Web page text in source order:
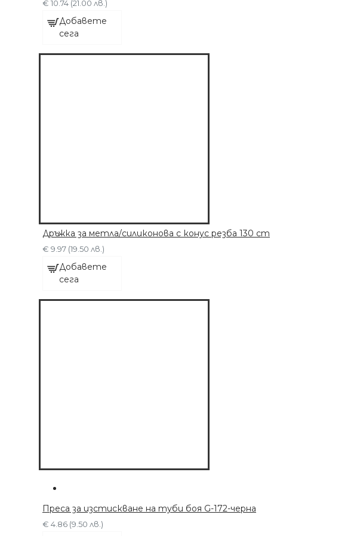
ДОБАВЕТЕ СЕГА
€ 10.74 (21.00 лв.)
Добавете
сега
Дръжка за метла/силиконова с конус резба 130 cm
€ 9.97 (19.50 лв.)
Добавете
сега
Преса за изстискване на туби боя G-172-черна
€ 4.86 (9.50 лв.)